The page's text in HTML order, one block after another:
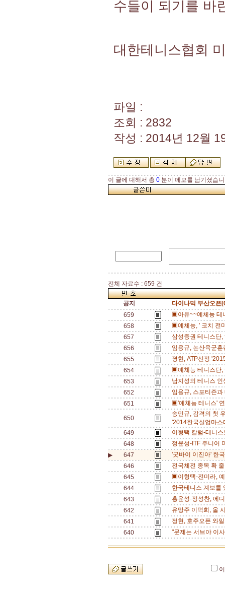
수들이 되기를 바
대한테니스협회
파일 :
조회 : 2832
작성 : 2014년 12월
이 글에 대해서 총 0 분이 메모를 남기셨습
전체 자료수 : 659 건
공지
다이나믹 부산오픈
659
▣아듀~~예체능 테
658
▣예체능, ' 코치 전
657
삼성증권 테니스단
656
임용규, 논산육군
655
졍현, ATP선정
654
▣예체능 테니스단
653
남지성의 테니스
652
임용규, 스포티즌
651
▣'예체능 테니스'
650
송민규, 감격의 첫
'2014한국실업마
649
이형택 칼럼-테니
648
정윤성-ITF 주니어
▶
647
'굿바이 이진아' 한
646
전국체전 종목 확
645
▣이형택-전미라,
644
한국테니스 계보를
643
홍윤성-정성찬, 에
642
유망주 이덕희, 올
641
정현, 호주오픈 와
640
"문제는 서브야 이